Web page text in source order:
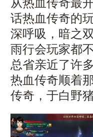
从热血传奇最
话热血传奇的
深呼吸，暗之
雨行会玩家都
总省亲近了许
热血传奇顺着
传奇，于白野